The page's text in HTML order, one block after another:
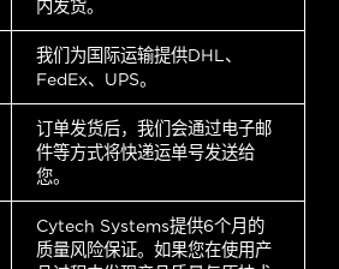
内发货。
我们为国际运输提供DHL、
FedEx、UPS。
订单发货后，我们会通过电子邮
件等方式将快递运单号发送给
您。
Cytech Systems提供6个月的
质量风险保证。如果您在使用产